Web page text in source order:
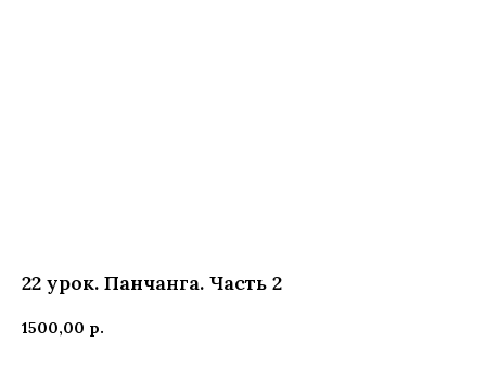
22 урок. Панчанга. Часть 2
1500,00 р.